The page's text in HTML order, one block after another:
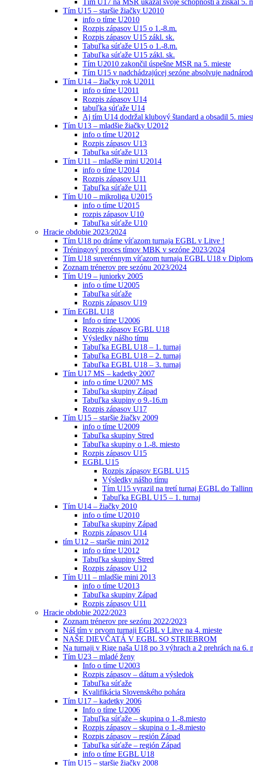
Tím U15 – staršie žiačky U2010
info o tíme U2010
Rozpis zápasov U15 o 1.-8.m.
Rozpis zápasov U15 zákl. sk.
Tabuľka súťaže U15 o 1.-8.m.
Tabuľka súťaže U15 zákl. sk.
Tím U2010 zakončil úspešne MSR na 5. mieste
Tím U15 v nadchádzajúcej sezóne absolvuje
Tím U14 – žiačky rok U2011
info o tíme U2011
Rozpis zápasov U14
tabuľka súťaže U14
Aj tím U14 dodržal klubový štandard a obsadil 5.
Tím U13 – mladšie žiačky U2012
info o tíme U2012
Rozpis zápasov U13
Tabuľka súťaže U13
Tím U11 – mladšie mini U2014
info o tíme U2014
Rozpis zápasov U11
Tabuľka súťaže U11
Tím U10 – mikroliga U2015
info o tíme U2015
rozpis zápasov U10
Tabuľka súťaže U10
Hracie obdobie 2023/2024
Tím U18 po dráme víťazom turnaja EGBL v Litve !
Tréningový proces tímov MBK v sezóne 2023/2024
Tím U18 suverénnym víťazom turnaja EGBL U18 v
Zoznam trénerov pre sezónu 2023/2024
Tím U19 – juniorky 2005
info o tíme U2005
Tabuľka súťaže
Rozpis zápasov U19
Tím EGBL U18
Info o tíme U2006
Rozpis zápasov EGBL U18
Výsledky nášho tímu
Tabuľka EGBL U18 – 1. turnaj
Tabuľka EGBL U18 – 2. turnaj
Tabuľka EGBL U18 – 3. turnaj
Tím U17 MS – kadetky 2007
info o tíme U2007 MS
Tabuľka skupiny Západ
Tabuľka skupiny o 9.-16.m
Rozpis zápasov U17
Tím U15 – staršie žiačky 2009
info o tíme U2009
Tabuľka skupiny Stred
Tabuľka skupiny o 1.-8. miesto
Rozpis zápasov U15
EGBL U15
Rozpis zápasov EGBL U15
Výsledky nášho tímu
Tím U15 vyrazil na tretí turnaj EGBL do
Tabuľka EGBL U15 – 1. turnaj
Tím U14 – žiačky 2010
info o tíme U2010
Tabuľka skupiny Západ
Rozpis zápasov U14
tím U12 – staršie mini 2012
info o tíme U2012
Tabuľka skupiny Stred
Rozpis zápasov U12
Tím U11 – mladšie mini 2013
info o tíme U2013
Tabuľka skupiny Západ
Rozpis zápasov U11
Hracie obdobie 2022/2023
Zoznam trénerov pre sezónu 2022/2023
Náš tím v prvom turnaji EGBL v Litve na 4. mieste
NAŠE DIEVČATÁ V EGBL SO STRIEBROM
Na turnaji v Rige naša U18 po 3 výhrach a 2 prehrách na 6.
Tím U23 – mladé ženy
Info o tíme U2003
Rozpis zápasov – dátum a výsledok
Tabuľka súťaže
Kvalifikácia Slovenského pohára
Tím U17 – kadetky 2006
Info o tíme U2006
Tabuľka súťaže – skupina o 1.-8.miesto
Rozpis zápasov – skupina o 1.-8.miesto
Rozpis zápasov – región Západ
Tabuľka súťaže – región Západ
info o tíme EGBL U18
Tím U15 – staršie žiačky 2008